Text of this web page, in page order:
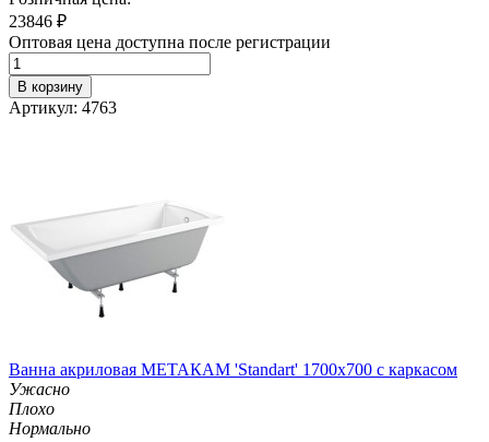
23846 ₽
Оптовая цена доступна после регистрации
В корзину
Артикул: 4763
Ванна акриловая МЕТАКАМ 'Standart' 1700х700 с каркасом
Ужасно
Плохо
Нормально